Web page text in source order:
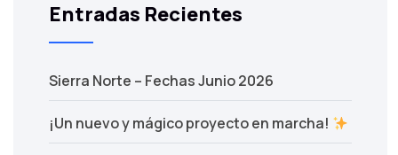
Entradas Recientes
Sierra Norte – Fechas Junio 2026
¡Un nuevo y mágico proyecto en marcha!